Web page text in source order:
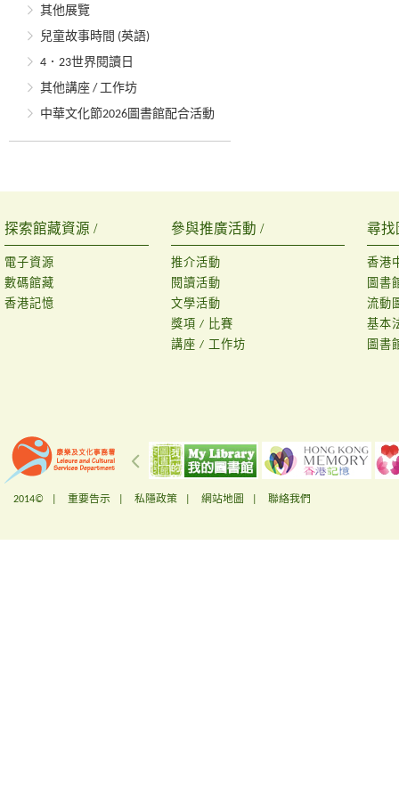
其他展覽
兒童故事時間 (英語)
4．23世界閱讀日
其他講座 / 工作坊
中華文化節2026圖書館配合活動
探索館藏資源 /
電子資源
數碼館藏
香港記憶
參與推廣活動 /
推介活動
閱讀活動
文學活動
獎項 / 比賽
講座 / 工作坊
尋找
香港
圖書
流動
基本
圖書
2014© | 重要告示 私隱政策 網站地圖 聯絡我們